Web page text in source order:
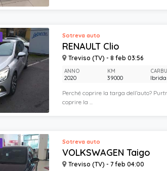
RENAULT Clio
Treviso (TV) - 8 feb 03:56
Sotreva auto
Perché coprire la targa dell’auto?
coprire la ...
ANNO
2020
KM
39000 Ibrida
VOLKSWAGEN Taigo
Treviso (TV) - 7 feb 04:00
Sotreva auto